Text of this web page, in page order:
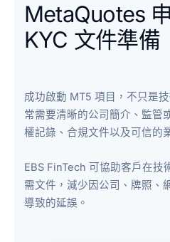
MetaQuotes
KYC 文件準備
成功啟動 MT5 項目，不只是
常需要清晰的公司簡介、監管
權記錄、合規文件以及可信的
EBS FinTech 可協助客戶在技
需文件，減少因公司、牌照、
導致的延誤。